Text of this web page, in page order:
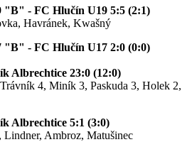
"B" - FC Hlučín U19 5:5 (2:1)
Havránek, Kwašný
"B" - FC Hlučín U17 2:0 (0:0)
Albrechtice 23:0 (12:0)
4, Miník 3, Paskuda 3, Holek 2,
Albrechtice 5:1 (3:0)
Ambroz, Matušinec